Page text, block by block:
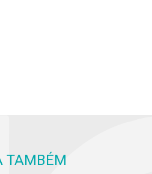
TAMBÉM